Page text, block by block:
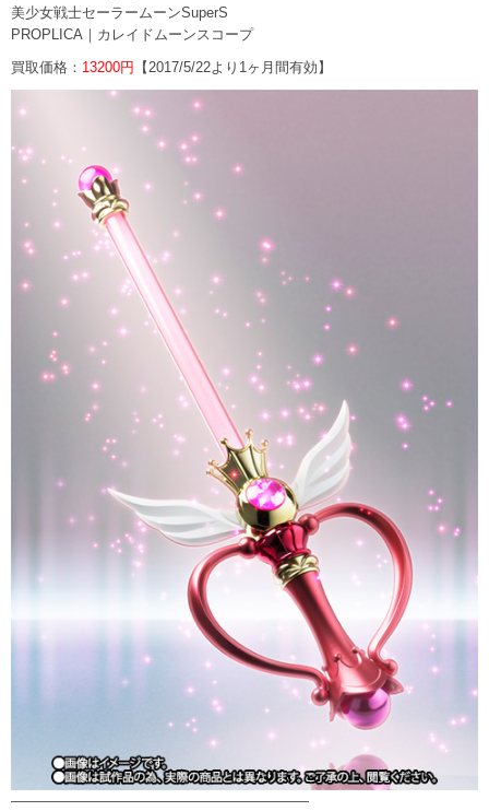
美少女戦士セーラームーンSuperS
PROPLICA｜カレイドムーンスコープ
買取価格： 13200円 【2017/5/22より1ヶ月間有効】
—————————————————————